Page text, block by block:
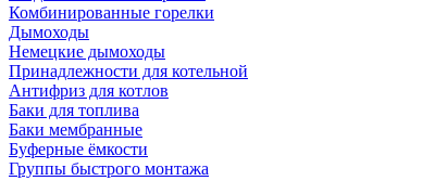
Комбинированные горелки
Дымоходы
Немецкие дымоходы
Принадлежности для котельной
Антифриз для котлов
Баки для топлива
Баки мембранные
Буферные ёмкости
Группы быстрого монтажа